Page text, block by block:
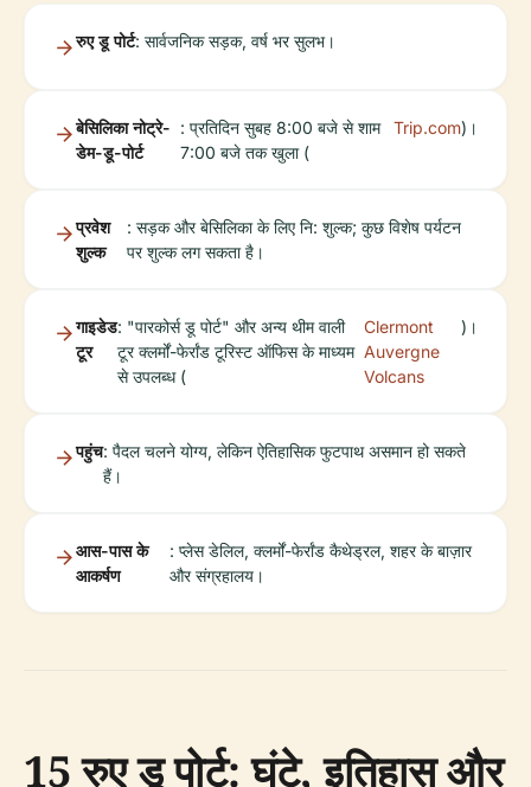
रुए डू पोर्ट: सार्वजनिक सड़क, वर्ष भर सुलभ।
बेसिलिका नोट्रे-
डेम-डू-पोर्ट
: प्रतिदिन सुबह 8:00 बजे से शाम
7:00 बजे तक खुला (
Trip.com)।
प्रवेश
शुल्क
: सड़क और बेसिलिका के लिए नि: शुल्क; कुछ विशेष पर्यटन
पर शुल्क लग सकता है।
गाइडेड
टूर
: "पारकोर्स डू पोर्ट" और अन्य थीम वाली
टूर क्लर्मों-फेर्रांड टूरिस्ट ऑफिस के माध्यम
से उपलब्ध (
Clermont
Auvergne
Volcans
)।
पहुंच: पैदल चलने योग्य, लेकिन ऐतिहासिक फुटपाथ असमान हो सकते
हैं।
आस-पास के
आकर्षण
: प्लेस डेलिल, क्लर्मों-फेर्रांड कैथेड्रल, शहर के बाज़ार
और संग्रहालय।
15 रुए डू पोर्ट: घंटे, इतिहास और